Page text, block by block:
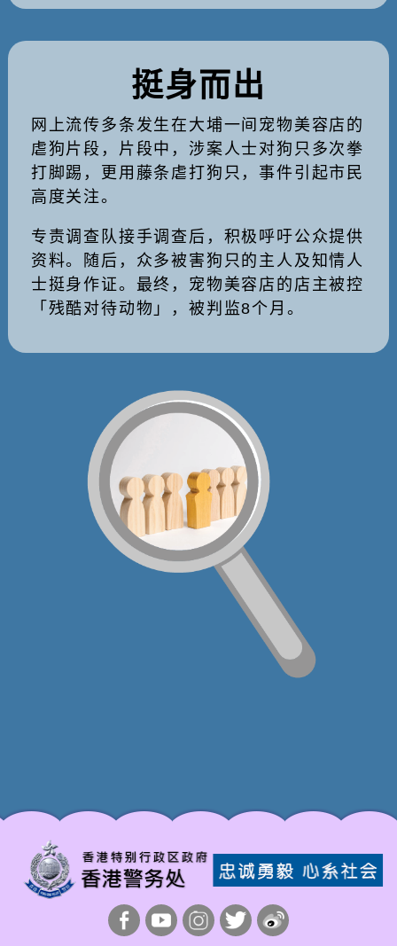
挺身而出
网上流传多条发生在大埔一间宠物美容店的
虐狗片段，片段中，涉案人士对狗只多次拳
打脚踢，更用藤条虐打狗只，事件引起市民
高度关注。
专责调查队接手调查后，积极呼吁公众提供
资料。随后，众多被害狗只的主人及知情人
士挺身作证。最终，宠物美容店的店主被控
「残酷对待动物」，被判监8个月。